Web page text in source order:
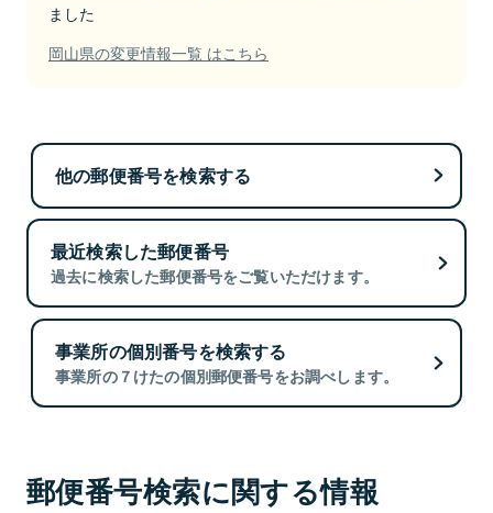
ました
岡山県の変更情報一覧 はこちら
他の郵便番号を検索する
最近検索した郵便番号
過去に検索した郵便番号をご覧いただけます。
事業所の個別番号を検索する
事業所の７けたの個別郵便番号をお調べします。
郵便番号検索に関する情報